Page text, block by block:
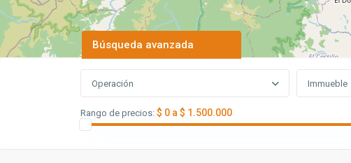
Búsqueda avanzada
Operación Immueble
Rango de precios: $ 0 a $ 1.500.000